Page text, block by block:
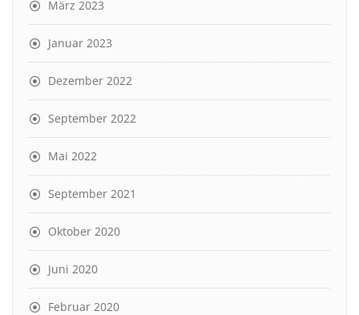
März 2023
Januar 2023
Dezember 2022
September 2022
Mai 2022
September 2021
Oktober 2020
Juni 2020
Februar 2020